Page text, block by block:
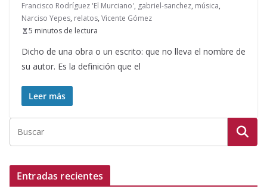
Francisco Rodríguez 'El Murciano', gabriel-sanchez, música,
Narciso Yepes, relatos, Vicente Gómez
5 minutos de lectura
Dicho de una obra o un escrito: que no lleva el nombre de
su autor. Es la definición que el
Leer más
Entradas recientes